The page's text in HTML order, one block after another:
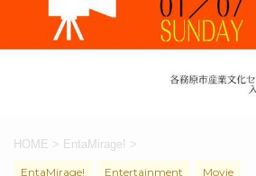
HOME > EntaMirage! >
EntaMirage! Entertainment Movie